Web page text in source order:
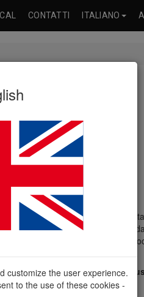
CONTATTI ITALIANO
pratiche nella prevenzione,
con particolare enfasi sulle lesioni
l’importanza
Cutanee in Area Critica - Focus
customize the user experience.
to the use of these cookies -